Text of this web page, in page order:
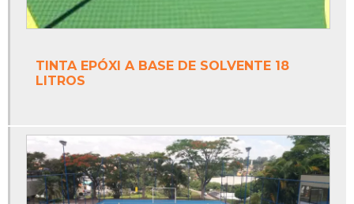
Onde vende trave de futsal
Piso monolítico antiderrapante
Piso monolítico borracha
Piso monolítico emborrachado
TINTA EPÓXI A BASE DE SOLVENTE 18
LITROS